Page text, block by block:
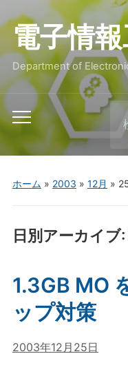
電子情
Department of
Toggle
mobile
menu
for:
ホーム » 2003 » 12月 »
日別アーカイブ:
1.3GB MO
ップ対策
2003年12月25日